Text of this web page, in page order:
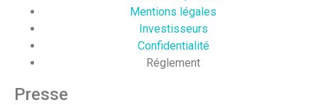
Mentions légales
Investisseurs
Confidentialité
Réglement
Presse